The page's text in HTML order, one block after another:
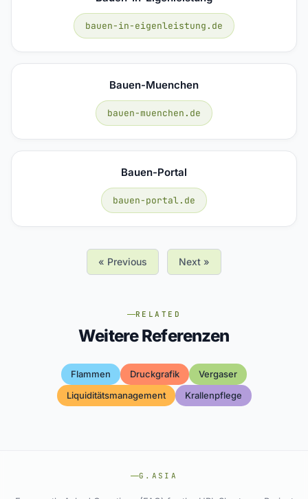
bauen-in-eigenleistung.de
Bauen-Muenchen
bauen-muenchen.de
Bauen-Portal
bauen-portal.de
« Previous Next »
RELATED
Weitere Referenzen
Flammen Druckgrafik
Vergaser
Liquiditätsmanagement
Krallenpflege
G.ASIA